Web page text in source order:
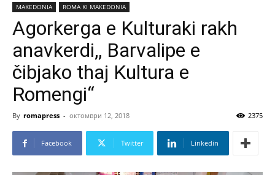
MAKEDONIA ROMA KI MAKEDONIA
Agorkerga e Kulturaki rakh
anavkerdi,, Barvalipe e
čibjako thaj Kultura e
Romengi“
By romapress - октомври 12, 2018 2375
Facebook Twitter Linkedin